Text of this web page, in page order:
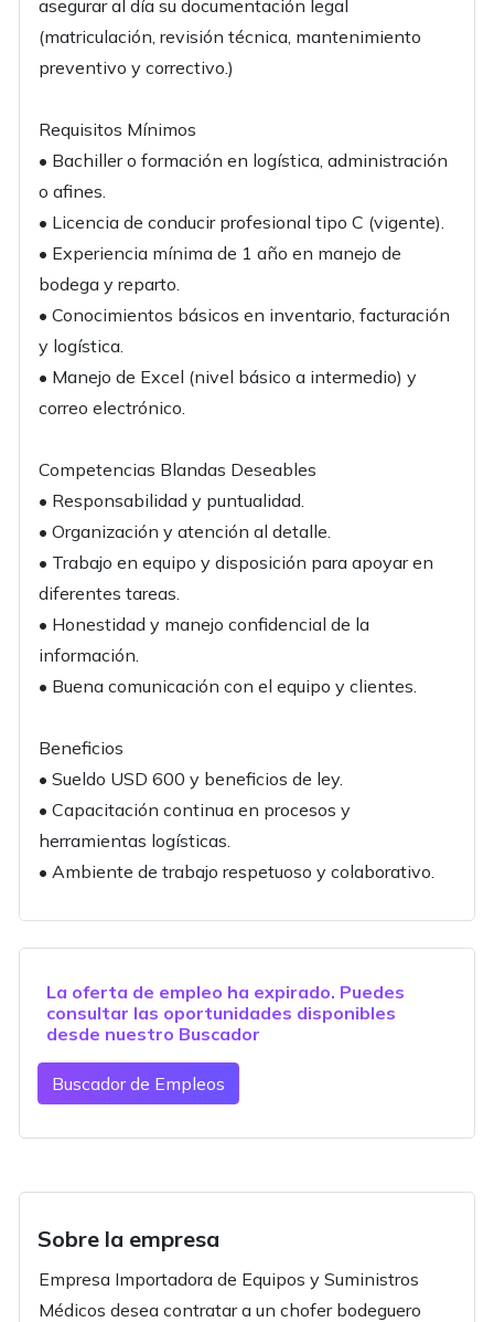
asegurar al día su documentación legal
(matriculación, revisión técnica, mantenimiento
preventivo y correctivo.)
Requisitos Mínimos
• Bachiller o formación en logística, administración
o afines.
• Licencia de conducir profesional tipo C (vigente).
• Experiencia mínima de 1 año en manejo de
bodega y reparto.
• Conocimientos básicos en inventario, facturación
y logística.
• Manejo de Excel (nivel básico a intermedio) y
correo electrónico.
Competencias Blandas Deseables
• Responsabilidad y puntualidad.
• Organización y atención al detalle.
• Trabajo en equipo y disposición para apoyar en
diferentes tareas.
• Honestidad y manejo confidencial de la
información.
• Buena comunicación con el equipo y clientes.
Beneficios
• Sueldo USD 600 y beneficios de ley.
• Capacitación continua en procesos y
herramientas logísticas.
• Ambiente de trabajo respetuoso y colaborativo.
La oferta de empleo ha expirado. Puedes
consultar las oportunidades disponibles
desde nuestro Buscador
Buscador de Empleos
Sobre la empresa
Empresa Importadora de Equipos y Suministros
Médicos desea contratar a un chofer bodeguero